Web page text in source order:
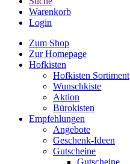
Warenkorb
Login
Zum Shop
Zur Homepage
Hofkisten
Hofkisten Sortiment
Wunschkiste
Aktion
Bürokisten
Empfehlungen
Angebote
Geschenk-Ideen
Gutscheine
Gutscheine